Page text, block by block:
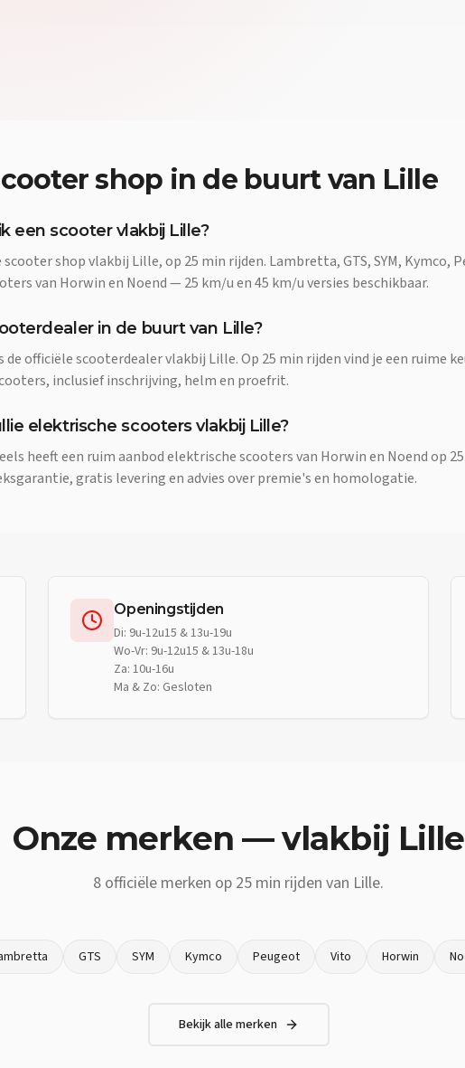
shop in de buurt van Lille
een scooter vlakbij Lille?
scooter shop vlakbij Lille, op 25 min rijden. Lambretta, GTS, SYM, Kymco,
van Horwin en Noend — 25 km/u en 45 km/u versies beschikbaar.
in de buurt van Lille?
de officiële scooterdealer vlakbij Lille. Op 25 min rijden vind je een ruime
inclusief inschrijving, helm en proefrit.
elektrische scooters vlakbij Lille?
heeft een ruim aanbod elektrische scooters van Horwin en Noend op
gratis levering en advies over premie's en homologatie.
Openingstijden
Di: 9u-12u15 & 13u-19u
Wo-Vr: 9u-12u15 & 13u-18u
Za: 10u-16u
Ma & Zo: Gesloten
Onze merken — vlakbij Lille
8 officiële merken op 25 min rijden van Lille.
GTS SYM Kymco Peugeot Vito Horwin
Bekijk alle merken